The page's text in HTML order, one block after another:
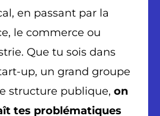
en passant par la
le commerce ou
Que tu sois dans
up, un grand groupe
structure publique, on
tes problématiques